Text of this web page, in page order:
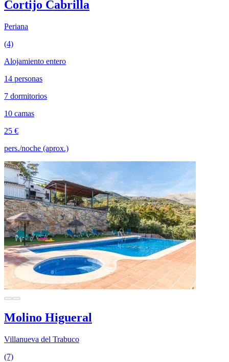
Cortijo Cabrilla
Periana
(4)
Alojamiento entero
14 personas
7 dormitorios
10 camas
25 €
pers./noche (aprox.)
Molino Higueral
Villanueva del Trabuco
(7)